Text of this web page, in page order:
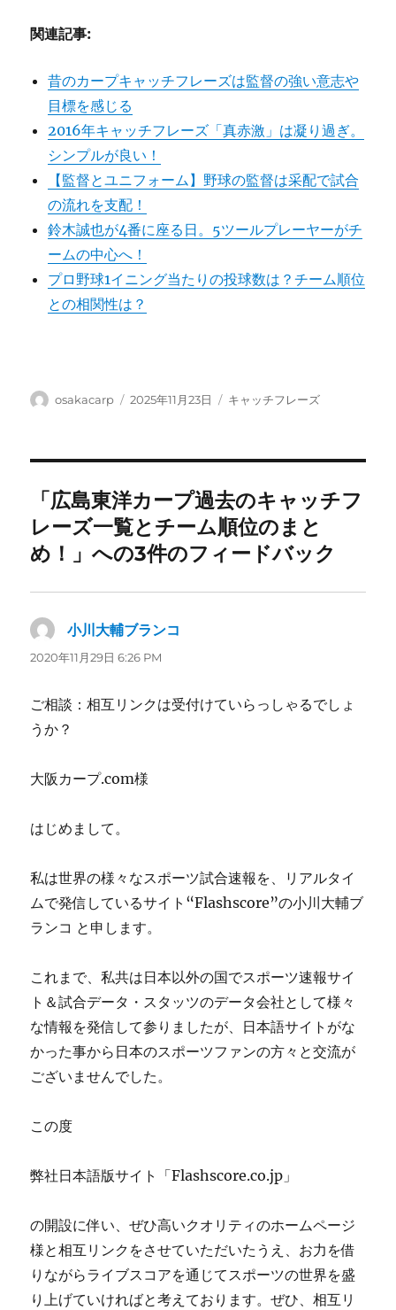
関連記事:
昔のカープキャッチフレーズは監督の強い意志や
目標を感じる
2016年キャッチフレーズ「真赤激」は凝り過ぎ。
シンプルが良い！
【監督とユニフォーム】野球の監督は采配で試合
の流れを支配！
鈴木誠也が4番に座る日。5ツールプレーヤーがチ
ームの中心へ！
プロ野球1イニング当たりの投球数は？チーム順位
との相関性は？
投
osakacarp
投
2025年11月23日
カ
キャッチフレーズ
「広島東洋カープ過去のキャッチフ
レーズ一覧とチーム順位のまと
め！」への3件のフィードバック
小川大輔ブランコ
2020年11月29日 6:26 PM
ご相談：相互リンクは受付けていらっしゃるでしょ
うか？
大阪カープ.com様
はじめまして。
私は世界の様々なスポーツ試合速報を、リアルタイ
ムで発信しているサイト“Flashscore”の小川大輔ブ
ランコ と申します。
これまで、私共は日本以外の国でスポーツ速報サイ
ト＆試合データ・スタッツのデータ会社として様々
な情報を発信して参りましたが、日本語サイトがな
かった事から日本のスポーツファンの方々と交流が
ございませんでした。
この度
弊社日本語版サイト「Flashscore.co.jp」
の開設に伴い、ぜひ高いクオリティのホームページ
様と相互リンクをさせていただいたうえ、お力を借
りながらライブスコアを通じてスポーツの世界を盛
り上げていければと考えております。ぜひ、相互リ